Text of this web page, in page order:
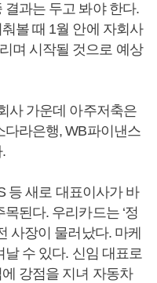
과는 두고 봐야 한다.
볼 때 1월 안에 자회사
며 시작될 것으로 예상
사 가운데 아주저축은
라은행, WB파이낸스
등 새로 대표이사가 바
된다. 우리카드는 ‘정
사장이 물러났다. 마케
수 있다. 신임 대표로
강점을 지녀 자동차